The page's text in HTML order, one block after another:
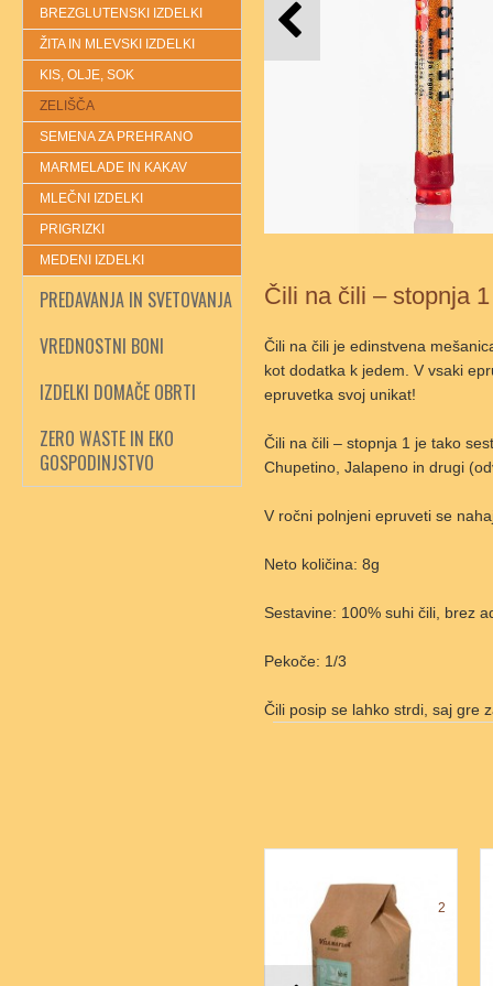
BREZGLUTENSKI IZDELKI
ŽITA IN MLEVSKI IZDELKI
KIS, OLJE, SOK
ZELIŠČA
SEMENA ZA PREHRANO
MARMELADE IN KAKAV
MLEČNI IZDELKI
PRIGRIZKI
MEDENI IZDELKI
PREDAVANJA IN SVETOVANJA
VREDNOSTNI BONI
IZDELKI DOMAČE OBRTI
ZERO WASTE IN EKO
GOSPODINJSTVO
Čili na čili – stopnja 1
Čili na čili je edinstvena
kot dodatka k jedem. V vsaki
epruvetka svoj unikat!
Čili na čili – stopnja 1 je tako
Chupetino, Jalapeno in drugi
V ročni polnjeni epruveti se
Neto količina: 8g
Sestavine: 100% suhi čili, brez
Pekoče: 1/3
Čili posip se lahko strdi, saj gre
2